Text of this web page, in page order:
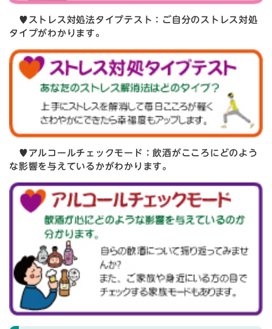
♥ストレス対処法タイプテスト：ご自分のストレス対処
タイプがわかります。
♥アルコールチェックモード：飲酒がこころにどのよう
な影響を与えているかがわかります。